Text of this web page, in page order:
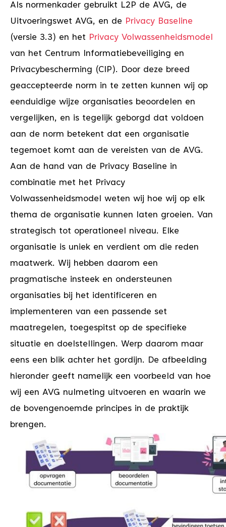
Als normenkader gebruikt L2P de AVG, de
Uitvoeringswet AVG, en de Privacy Baseline
(versie 3.3) en het Privacy Volwassenheidsmodel
van het Centrum Informatiebeveiliging en
Privacybescherming (CIP). Door deze breed
geaccepteerde norm in te zetten kunnen wij op
eenduidige wijze organisaties beoordelen en
vergelijken, en is tegelijk geborgd dat voldoen
aan de norm betekent dat een organisatie
tegemoet komt aan de vereisten van de AVG.
Aan de hand van de Privacy Baseline in
combinatie met het Privacy
Volwassenheidsmodel weten wij hoe wij op elk
thema de organisatie kunnen laten groeien. Van
strategisch tot operationeel niveau. Elke
organisatie is uniek en verdient om die reden
maatwerk. Wij hebben daarom een
pragmatische insteek en ondersteunen
organisaties bij het identificeren en
implementeren van een passende set
maatregelen, toegespitst op de specifieke
situatie en doelstellingen. Werp daarom maar
eens een blik achter het gordijn. De afbeelding
hieronder geeft namelijk een voorbeeld van hoe
wij een AVG nulmeting uitvoeren en waarin we
de bovengenoemde principes in de praktijk
brengen.